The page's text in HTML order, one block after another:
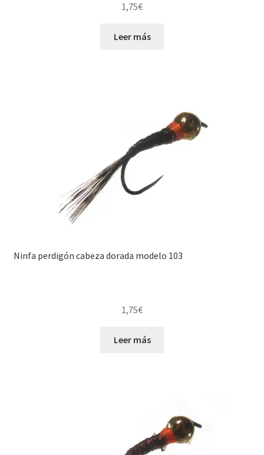
1,75€
Leer más
Ninfa perdigón cabeza dorada modelo 103
1,75€
Leer más